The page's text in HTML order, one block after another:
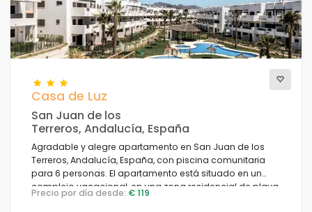
Casa de Luz
San Juan de los
Terreros, Andalucía, España
Agradable y alegre apartamento en San Juan de los
Terreros, Andalucía, España, con piscina comunitaria
para 6 personas. El apartamento está situado en un
complejo vacacional, en una zona residencial de playa,
cerca de restaurantes y bares, supermercados y una
Precio por día desde: € 119